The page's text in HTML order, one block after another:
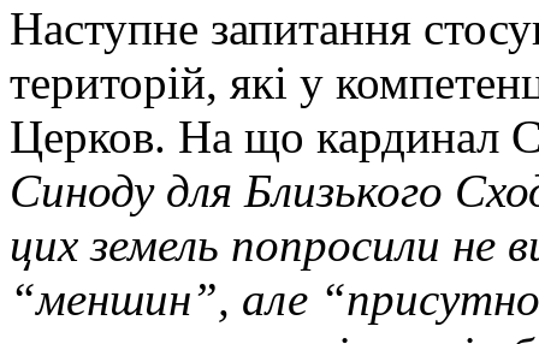
Наступне запитання
територій, які у
Церков. На що кардинал
Синоду для Близького
цих земель попросили
“меншин”, але